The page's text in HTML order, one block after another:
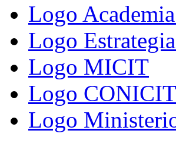
Logo
Logo
Logo MICIT
Logo CONICIT
Logo